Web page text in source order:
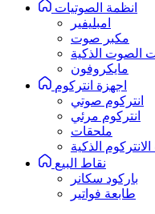
انظمة الصوتيات
امبليفير
مكبر صوت
الصوت الذكية
مايكروفون
اجهزة انتركوم
انتركوم صوتي
انتركوم مرئي
ملحقات
الذكية
نقاط البيع
باركود سكانر
طابعة فواتير